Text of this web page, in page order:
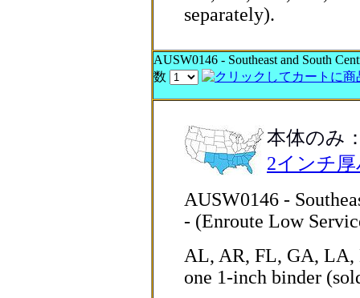
separately).
AUSW0146 - Southeast and South
数
本体のみ
2インチ
AUSW0146 -
- (Enroute Low
AL, AR, FL, GA,
one 1-inch binder